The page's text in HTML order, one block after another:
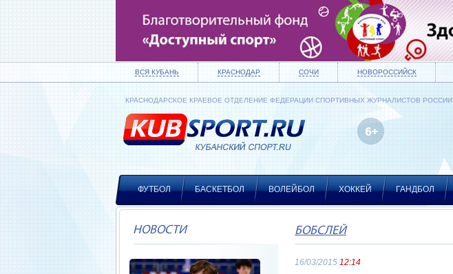
ВСЯ КУБАНЬ КРАСНОДАР СОЧИ НОВОРОССИЙСК
КРАСНОДАРСКОЕ КРАЕВОЕ ОТДЕЛЕНИЕ ФЕДЕРАЦИИ СПОРТИВНЫХ ЖУРНАЛИСТОВ РОССИИ
ФУТБОЛ БАСКЕТБОЛ ВОЛЕЙБОЛ ХОККЕЙ ГАНДБОЛ
НОВОСТИ БОБСЛЕЙ
16/03/2015 12:14